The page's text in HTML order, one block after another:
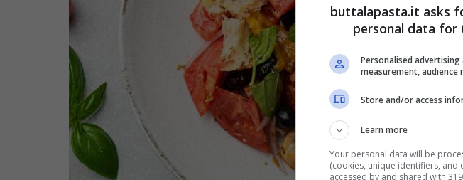
buttalapasta.it asks
personal data for
Personalised
measurement, audience
Store and/or access
Learn more
Your personal data will be
(cookies, unique identifiers, and
accessed by and shared with